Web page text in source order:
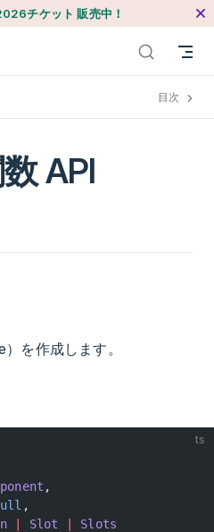
チケット 販売中！
目次
API
を作成します。
ts
,
,
Slot
Slots